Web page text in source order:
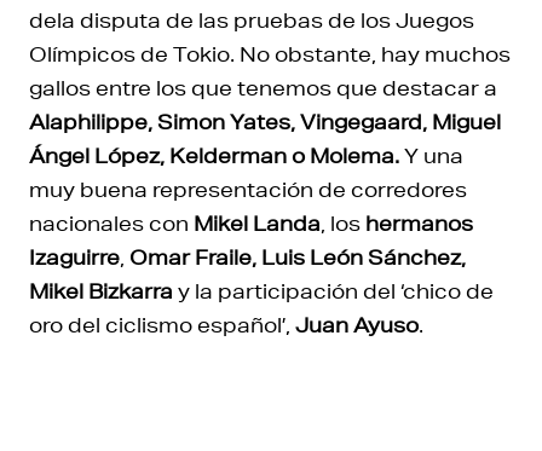
dela disputa de las pruebas de los Juegos
Olímpicos de Tokio. No obstante, hay muchos
gallos entre los que tenemos que destacar a
Alaphilippe, Simon Yates, Vingegaard, Miguel
Ángel López, Kelderman o Molema.Y una
muy buena representación de corredores
nacionales con Mikel Landa , los hermanos
Izaguirre Omar Fraile, Luis León Sánchez,
Mikel Bizkarra y la participación del ‘chico de
oro del ciclismo español’, Juan Ayuso.